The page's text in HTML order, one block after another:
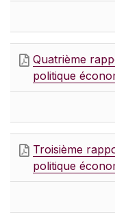
Quatrième
politique
Troisième
politique